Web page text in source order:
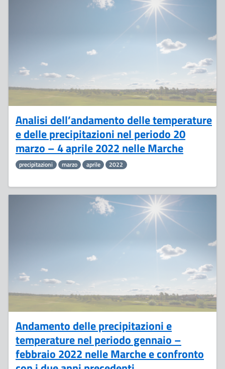
Analisi dell’andamento delle temperature
e delle precipitazioni nel periodo 20
marzo – 4 aprile 2022 nelle Marche
precipitazioni marzo aprile 2022
Andamento delle precipitazioni e
temperature nel periodo gennaio –
febbraio 2022 nelle Marche e confronto